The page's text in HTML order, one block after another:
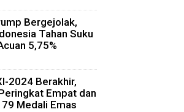
Bergejolak,
Tahan Suku
5,75%
2024 Berakhir,
Empat dan
Medali Emas